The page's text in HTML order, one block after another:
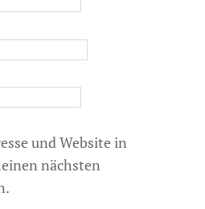
und Website in
nächsten